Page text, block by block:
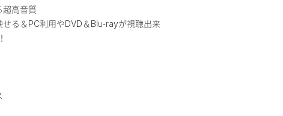
超高音質
せる＆PC利用やDVD＆Blu-rayが視聴出来